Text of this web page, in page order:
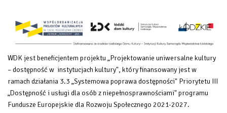
WDK jest beneficjentem projektu „Projektowanie uniwersalne kultury
– dostępność w instytucjach kultury", który finansowany jest w
ramach działania 3.3 „Systemowa poprawa dostępności" Priorytetu III
„Dostępność i usługi dla osób z niepełnosprawnościami" programu
Fundusze Europejskie dla Rozwoju Społecznego 2021-2027.